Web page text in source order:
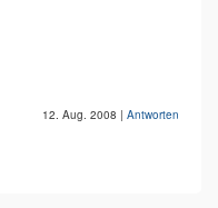
12. Aug. 2008 | Antworten